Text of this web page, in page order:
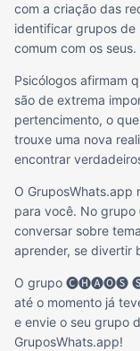
com a criação das
identificar grupos de
comum com os seus.
Psicólogos afirmam
são de extrema
pertencimento, o
trouxe uma nova
encontrar
O GruposWhats.app
para você. No
conversar sobre
aprender, se divertir
O grupo 🅒🅗🅐🅞🅢
até o momento já
e envie o seu grupo
GruposWhats.app!